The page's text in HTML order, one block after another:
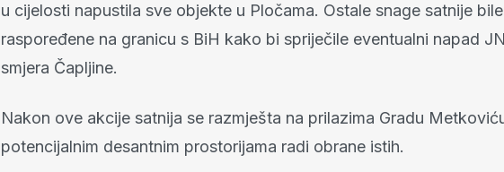
u cijelosti napustila sve objekte u Pločama. Ostale snage satnije
raspoređene na granicu s BiH kako bi spriječile eventualni napad
smjera Čapljine.
Nakon ove akcije satnija se razmješta na prilazima Gradu
potencijalnim desantnim prostorijama radi obrane istih.